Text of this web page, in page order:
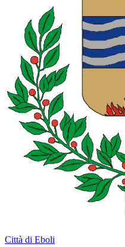
Città di Eboli